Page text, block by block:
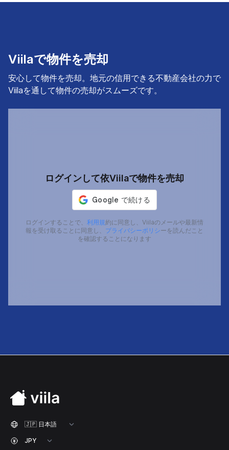
Viilaで物件を売却
安心して物件を売却。地元の信用できる不動産会社の力で
Viilaを通して物件の売却がスムーズです。
ログインして依Viilaで物件を売却
ログインすることで、 利用規約に同意し、Viilaのメールや最新情
報を受け取ることに同意し、 プライバシーポリシーを読んだこと
を確認することになります